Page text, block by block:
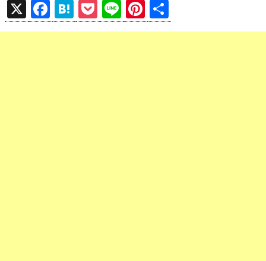
X
F
a
H
at
P
o
Li
n
Pi
nt 有